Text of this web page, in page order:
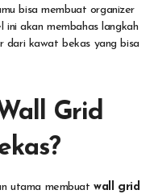
bisa membuat organizer
akan membahas langkah
dari kawat bekas yang bisa
Grid
utama membuatwall grid